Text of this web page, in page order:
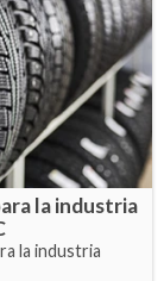
la industria
la industria